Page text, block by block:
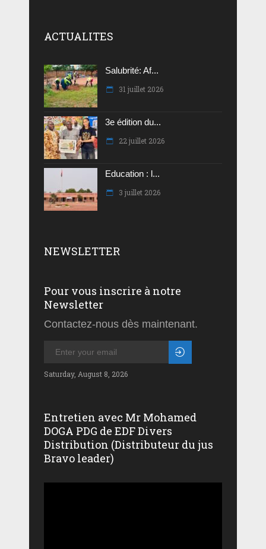
ACTUALITES
Salubrité: Af...
31 juillet 2026
3e édition du...
22 juillet 2026
Education : l...
3 juillet 2026
NEWSLETTER
Pour vous inscrire à notre
Newsletter
Contactez-nous dès maintenant.
Saturday, August 8, 2026
Entretien avec Mr Mohamed
DOGA PDG de EDF Divers
Distribution (Distributeur du jus
Bravo leader)